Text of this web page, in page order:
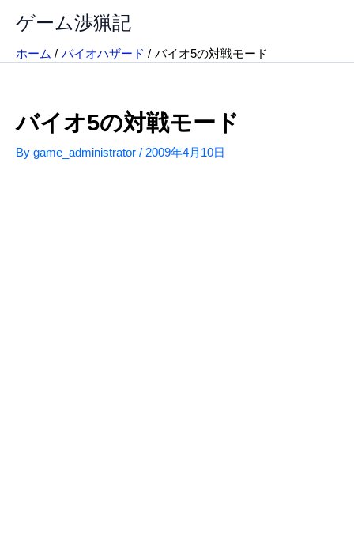
ス
ゲーム渉猟記
ホーム バイオハザード バイオ5の対戦モード
バイオ5の対戦モード
By game_administrator / 2009年4月10日